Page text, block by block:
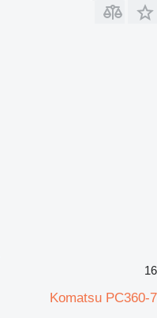
16
Komatsu PC360-7